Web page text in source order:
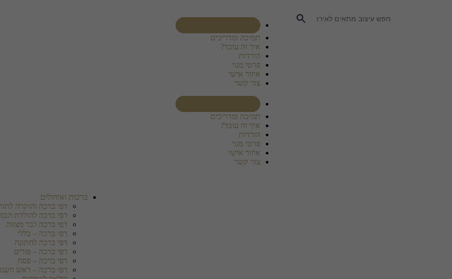
תמיכה ומדריכים
איך זה עובד?
הורדות
פרטי מנוי
איזור אישי
צור קשר
תמיכה ומדריכים
איך זה עובד?
הורדות
פרטי מנוי
איזור אישי
צור קשר
ברכות ואיחולים
דפי ברכה והוקרה
דפי ברכה להולדת
דפי ברכה לבר מצווה
דפי ברכה – כללי
דפי ברכה לחתונה
דפי ברכה – פורים
דפי ברכה – פסח
דפי ברכה – ראש